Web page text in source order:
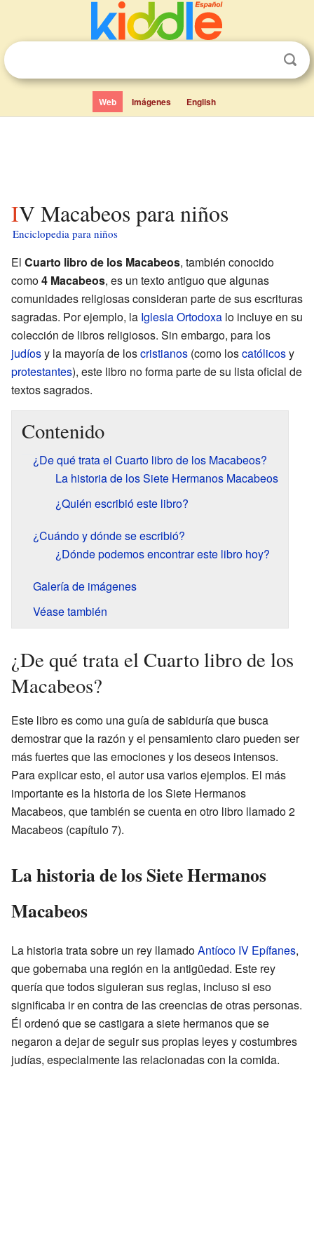
Web Imágenes English
IV Macabeos para niños
Enciclopedia para niños
El Cuarto libro de los Macabeos, también conocido
como4 Macabeos, es un texto antiguo que algunas
comunidades religiosas consideran parte de sus escrituras
sagradas. Por ejemplo, la Iglesia Ortodoxa lo incluye en su
colección de libros religiosos. Sin embargo, para los
judíosy la mayoría de loscristianos (como loscatólicosy
protestantes), este libro no forma parte de su lista oficial de
textos sagrados.
Contenido
¿De qué trata el Cuarto libro de los Macabeos?
La historia de los Siete Hermanos Macabeos
¿Quién escribió este libro?
¿Cuándo y dónde se escribió?
¿Dónde podemos encontrar este libro hoy?
Galería de imágenes
Véase también
¿De qué trata el Cuarto libro de los
Macabeos?
Este libro es como una guía de sabiduría que busca
demostrar que la razón y el pensamiento claro pueden ser
más fuertes que las emociones y los deseos intensos.
Para explicar esto, el autor usa varios ejemplos. El más
importante es la historia de los Siete Hermanos
Macabeos, que también se cuenta en otro libro llamado 2
Macabeos (capítulo 7).
La historia de los Siete Hermanos
Macabeos
La historia trata sobre un rey llamadoAntíoco IV Epífanes,
que gobernaba una región en la antigüedad. Este rey
quería que todos siguieran sus reglas, incluso si eso
significaba ir en contra de las creencias de otras personas.
Él ordenó que se castigara a siete hermanos que se
negaron a dejar de seguir sus propias leyes y costumbres
judías, especialmente las relacionadas con la comida.